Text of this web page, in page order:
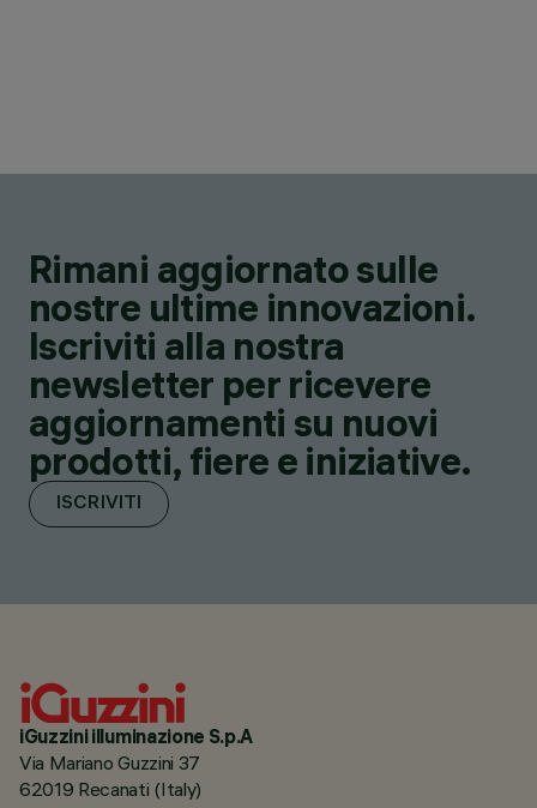
Rimani aggiornato sulle
nostre ultime innovazioni.
Iscriviti alla nostra
newsletter per ricevere
aggiornamenti su nuovi
prodotti, fiere e iniziative.
ISCRIVITI
iGuzzini illuminazione S.p.A
Via Mariano Guzzini 37
62019 Recanati (Italy)